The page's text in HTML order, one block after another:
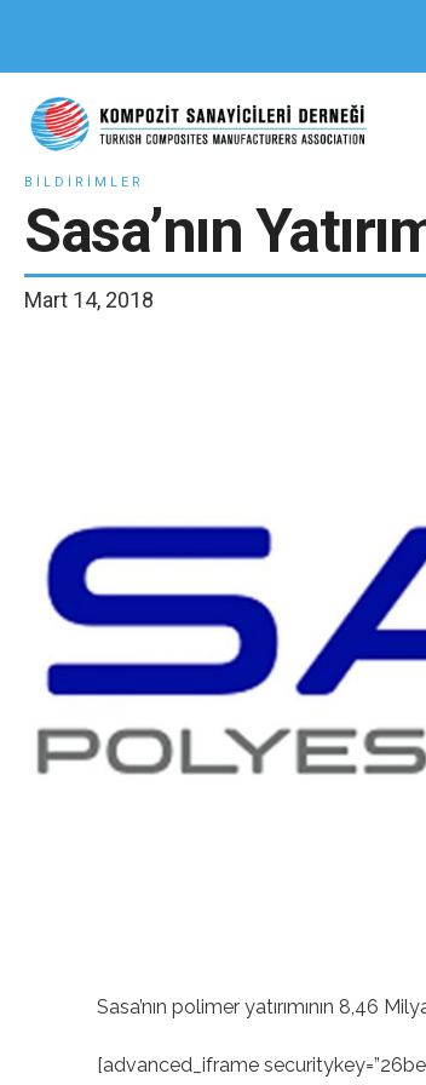
BILDIRIMLER
Sasa’nın
Mart 14, 2018
Sasa’nın polimer yatırımının 8,46
[advanced_iframe